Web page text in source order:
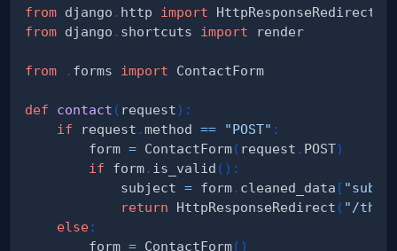
from django . http import
from django . shortcuts import
from . forms import
def contact ( request) :
if request .method == "POST" :
        form
= ContactForm( request . POST)
if form. is_valid ( ) :
            subject
= form. cleaned_data [
return HttpResponseRedirect ( "/
else:
        form
= ContactForm( )